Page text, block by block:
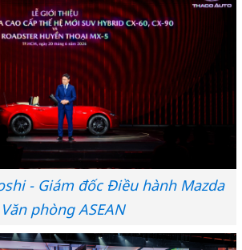
- Giám đốc Điều hành Mazda
Văn phòng ASEAN